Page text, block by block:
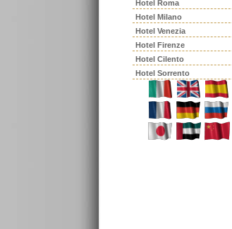
Hotel Roma
Hotel Milano
Hotel Venezia
Hotel Firenze
Hotel Cilento
Hotel Sorrento